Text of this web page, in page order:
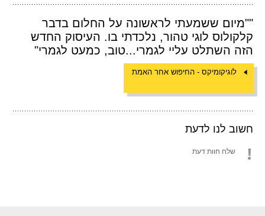
""מיום ששמעתי לראשונה על החלום בדבר
קלקולוס לוגי טהור, נלכדתי בו. העיסוק החדש
הזה השתלט עליי לגמרי...טוב, כמעט לגמרי"
לוגיקומיקס - החיפוש אחר האמת
חשוב לנו לדעת
שלח חוות דעת